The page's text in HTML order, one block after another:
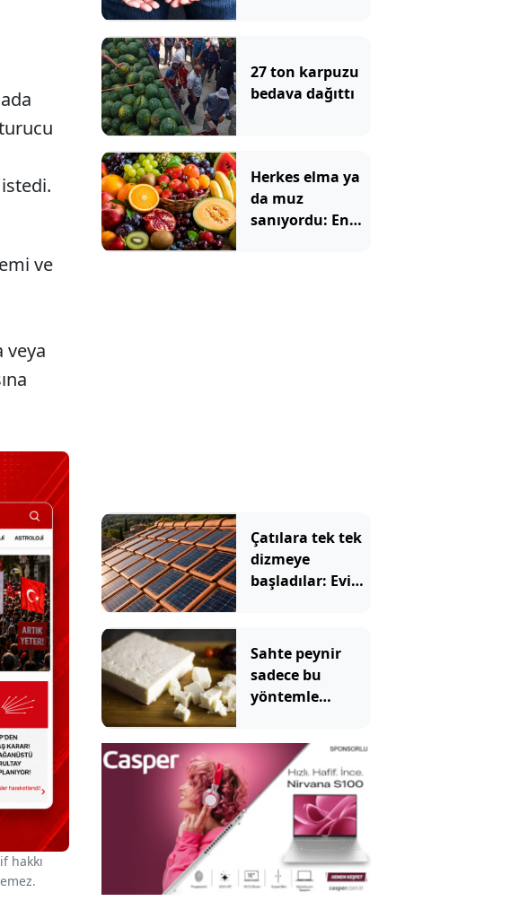
ve
veya
hakkı
27 ton karpuzu
bedava dağıttı
Herkes elma ya
da muz
sanıyordu: En
Çatılara tek tek
dizmeye
başladılar: Evin
üretecek
Sahte peynir
sadece bu
yöntemle